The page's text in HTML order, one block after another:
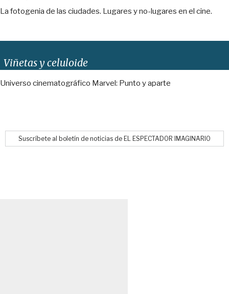
La fotogenia de las ciudades. Lugares y no-lugares en el cine.
Viñetas y celuloide
Universo cinematográfico Marvel: Punto y aparte
Suscríbete al boletín de noticias de EL ESPECTADOR IMAGINARIO